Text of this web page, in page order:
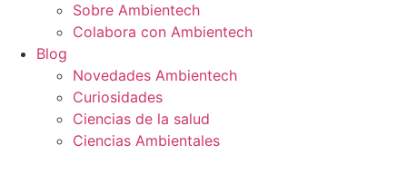
Sobre Ambientech
Colabora con Ambientech
Blog
Novedades Ambientech
Curiosidades
Ciencias de la salud
Ciencias Ambientales